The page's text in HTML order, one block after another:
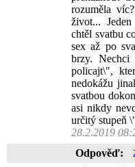
rozuměla
život...
chtěl svatbu
sex až po
brzy.
policajt\",
nedokážu
svatbou
asi nikdy
určitý stupeň
28.2.2019
Odpověď: